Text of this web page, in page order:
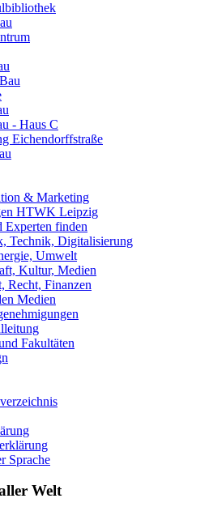
- Haus C
Eichendorffstraße
& Marketing
HTWK Leipzig
Experten finden
Technik, Digitalisierung
Umwelt
Kultur, Medien
Recht, Finanzen
Medien
Fakultäten
Sprache
Welt